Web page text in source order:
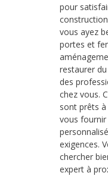
pour
vous ayez
portes et
restaurer
des
chez vous.
sont prêts
vous
exigences.
chercher
expert à